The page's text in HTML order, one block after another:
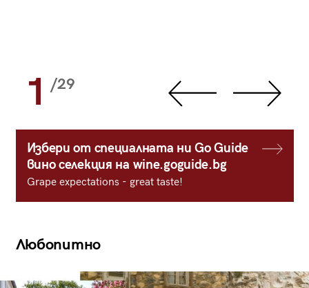
1 /29
Избери от специалната ни Go Guide
вино селекция на wine.goguide.bg
Grape expectations - great taste!
Любопитно